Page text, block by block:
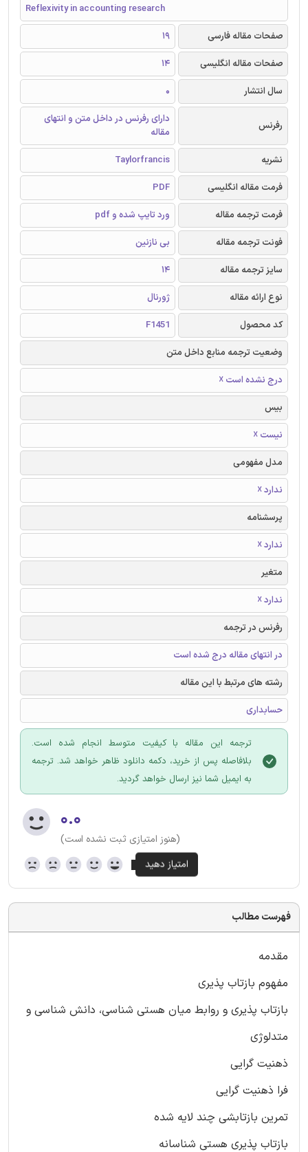
Reflexivity in accounting research
صفحات مقاله فارسی
19
صفحات مقاله انگلیسی
14
سال انتشار
0
رفرنس
دارای رفرنس در داخل متن و انتهای
مقاله
نشریه
Taylorfrancis
فرمت مقاله انگلیسی
PDF
فرمت ترجمه مقاله
ورد تایپ شده و pdf
فونت ترجمه مقاله
بی نازنین
سایز ترجمه مقاله
14
نوع ارائه مقاله
ژورنال
کد محصول
F1451
وضعیت ترجمه منابع داخل متن
درج نشده است ☓
بیس
نیست ☓
مدل مفهومی
ندارد ☓
پرسشنامه
ندارد ☓
متغیر
ندارد ☓
رفرنس در ترجمه
در انتهای مقاله درج شده است
رشته های مرتبط با این مقاله
حسابداری
ترجمه این مقاله با کیفیت متوسط انجام شده است.
بلافاصله پس از خرید، دکمه دانلود ظاهر خواهد شد. ترجمه
به ایمیل شما نیز ارسال خواهد گردید.
۰.۰
(هنوز امتیازی ثبت نشده است)
فهرست مطالب
مقدمه
مفهوم بازتاب پذیری
بازتاب پذیری و روابط میان هستی شناسی، دانش شناسی و
متدلوژی
ذهنیت گرایی
فرا ذهنیت گرایی
تمرین بازتابشی چند لایه شده
بازتاب پذیری هستی شناسانه